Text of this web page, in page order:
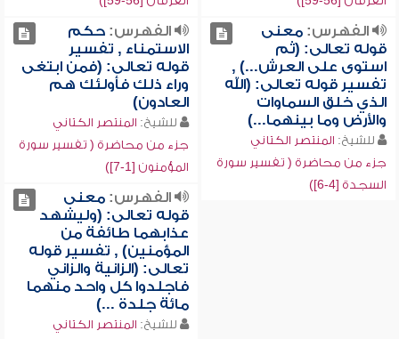
الفهرس:معنى
قوله تعالى: (ثم
استوى على العرش...) ,
تفسير قوله تعالى: (الله
الذي خلق السماوات
والأرض وما بينهما...)
للشيخ: المنتصر الكتاني
جزء من محاضرة ( تفسير سورة
السجدة [4-6])
الفهرس:حكم
الاستمناء , تفسير
قوله تعالى: (فمن ابتغى
وراء ذلك فأولئك هم
العادون)
للشيخ: المنتصر الكتاني
جزء من محاضرة ( تفسير سورة
المؤمنون [1-7])
الفهرس:معنى
قوله تعالى: (وليشهد
عذابهما طائفة من
المؤمنين) , تفسير قوله
تعالى: (الزانية والزاني
فاجلدوا كل واحد منهما
مائة جلدة ...)
للشيخ: المنتصر الكتاني